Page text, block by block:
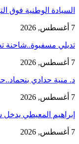
السيادة الوطنية فوق
7 أغسطس, 2026
تديلي مسفيوة..شاحنة
7 أغسطس, 2026
د. منية حدادي
7 أغسطس, 2026
إبراهيم المعيطي يدخل
7 أغسطس, 2026